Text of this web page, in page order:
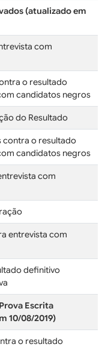
(atualizado em
com
o resultado
candidatos negros
do Resultado
contra o resultado
candidatos negros
com
entrevista com
definitivo
Escrita
10/08/2019)
o resultado